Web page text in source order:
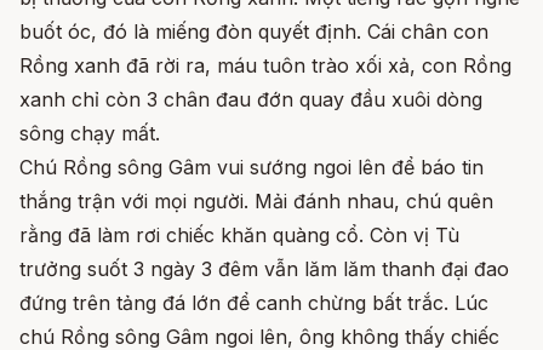
buốt óc, đó là miếng đòn quyết định. Cái chân con
Rồng xanh đã rời ra, máu tuôn trào xối xả, con Rồng
xanh chỉ còn 3 chân đau đớn quay đầu xuôi dòng
sông chạy mất.
Chú Rồng sông Gâm vui sướng ngoi lên để báo tin
thắng trận với mọi người. Mải đánh nhau, chú quên
rằng đã làm rơi chiếc khăn quàng cổ. Còn vị Tù
trưởng suốt 3 ngày 3 đêm vẫn lăm lăm thanh đại đao
đứng trên tảng đá lớn để canh chừng bất trắc. Lúc
chú Rồng sông Gâm ngoi lên, ông không thấy chiếc